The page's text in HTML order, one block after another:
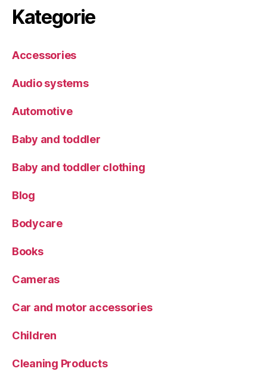
Kategorie
Accessories
Audio systems
Automotive
Baby and toddler
Baby and toddler clothing
Blog
Bodycare
Books
Cameras
Car and motor accessories
Children
Cleaning Products